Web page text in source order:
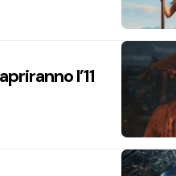
l’11